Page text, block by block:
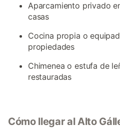
Aparcamiento privado
casas
Cocina propia o
propiedades
Chimenea o estufa de
restauradas
Cómo llegar al Alto